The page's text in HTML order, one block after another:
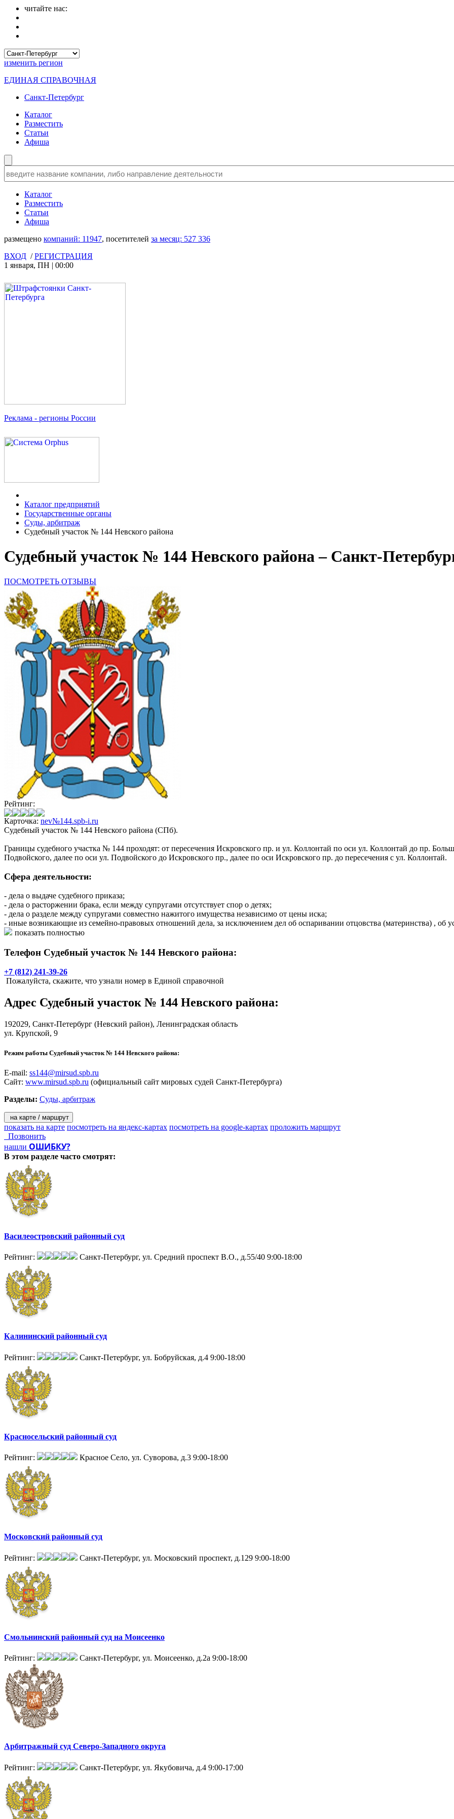
читайте нас:
изменить регион
ЕДИНАЯ СПРАВОЧНАЯ
Санкт-Петербург
Каталог
Разместить
Статьи
Афиша
Каталог
Разместить
Статьи
Афиша
размещено компаний: 11947, посетителей за месяц: 527 336
ВХОД /РЕГИСТРАЦИЯ
1 января, ПН | 00:00
Реклама - регионы России
Каталог предприятий
Государственные органы
Суды, арбитраж
Судебный участок № 144 Невского района
Судебный участок № 144 Невского района – Санкт-
ПОСМОТРЕТЬ ОТЗЫВЫ
Рейтинг:
Карточка: nev№144.spb-i.ru
Судебный участок № 144 Невского района (СПб).
Границы судебного участка № 144 проходят: от пересечения Искровского пр. и ул. Коллонтай по оси ул. Коллонтай до пр.
Подвойского, далее по оси ул. Подвойского до Искровского пр., далее по оси Искровского пр. до пересечения с ул.
Сфера деятельности:
- дела о выдаче судебного приказа;
- дела о расторжении брака, если между супругами отсутствует спор о детях;
- дела о разделе между супругами совместно нажитого имущества независимо от цены иска;
- иные возникающие из семейно-правовых отношений дела, за исключением дел об оспаривании отцовства (материнства) , об
усыновлении (удочерении) ребенка;
- дела, возникающие из трудовых отношений, за исключением дел о восстановлении на работе и дел о разрешении
- дела об определении порядка пользования имуществом;
- уголовные дела, предполагающих наказание не более 3 лет лишения свободы.
показать полностью
Телефон Судебный участок № 144 Невского района:
+7 (812) 241-39-26
Пожалуйста, скажите, что узнали номер в Единой справочной
Адрес Судебный участок № 144 Невского района:
192029, Санкт-Петербург (Невский район), Ленинградская область
ул. Крупской, 9
Режим работы Судебный участок № 144 Невского района:
E-mail: ss144@mirsud.spb.ru
Сайт: www.mirsud.spb.ru (официальный сайт мировых судей Санкт-Петербурга)
Разделы: Суды, арбитраж
на карте / маршрут
показать на карте посмотреть на яндекс-картах посмотреть на google-картах проложить маршрут
Позвонить
нашли ОШИБКУ?
В этом разделе часто смотрят:
Василеостровский районный суд
Рейтинг: Санкт-Петербург, ул. Средний проспект В.О., д.55/40 9:00-18:00
Калининский районный суд
Рейтинг: Санкт-Петербург, ул. Бобруйская, д.4 9:00-18:00
Красносельский районный суд
Рейтинг: Красное Село, ул. Суворова, д.3 9:00-18:00
Московский районный суд
Рейтинг: Санкт-Петербург, ул. Московский проспект, д.129 9:00-18:00
Смольнинский районный суд на Моисеенко
Рейтинг: Санкт-Петербург, ул. Моисеенко, д.2а 9:00-18:00
Арбитражный суд Северо-Западного округа
Рейтинг: Санкт-Петербург, ул. Якубовича, д.4 9:00-17:00